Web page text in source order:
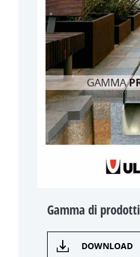
Gamma di prodotti
DOWNLOAD